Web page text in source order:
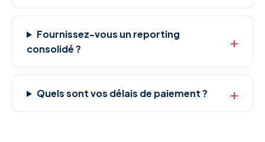
Fournissez-vous un reporting
consolidé ?
Quels sont vos délais de paiement ?